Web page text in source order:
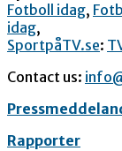
Fotboll idag,
idag,
SportpåTV.se:
Contact us:
Rapporter